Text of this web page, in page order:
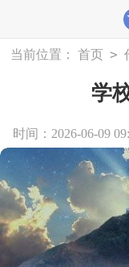
当前位置： 首页 >
学
时间：2026-06-09